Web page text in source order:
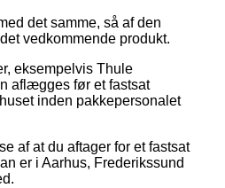
det samme, så af den
vedkommende produkt.
eksempelvis Thule
aflægges før et fastsat
inden pakkepersonalet
af at du aftager for et fastsat
er i Aarhus, Frederikssund